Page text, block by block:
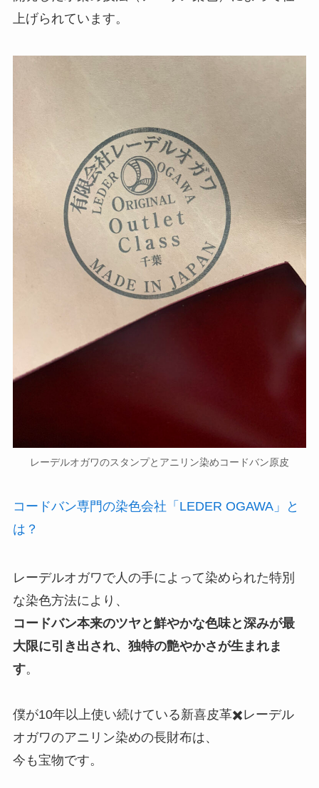
上げられています。
レーデルオガワのスタンプとアニリン染めコードバン原皮
コードバン専門の染色会社「LEDER OGAWA」と
は？
レーデルオガワで人の手によって染められた特別
な染色方法により、
コードバン本来のツヤと鮮やかな色味と深みが最
大限に引き出され、独特の艶やかさが生まれま
す。
僕が10年以上使い続けている新喜皮革✖️レーデル
オガワのアニリン染めの長財布は、
今も宝物です。